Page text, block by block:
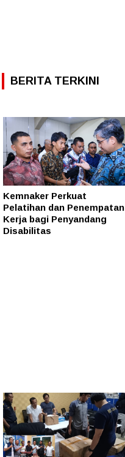
BERITA TERKINI
Kemnaker Perkuat
Pelatihan dan Penempatan
Kerja bagi Penyandang
Disabilitas